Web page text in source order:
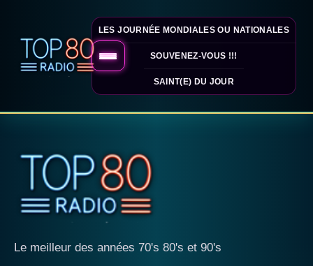
LES JOURNÉE MONDIALES OU NATIONALES
SOUVENEZ-VOUS !!!
SAINT(E) DU JOUR
Le meilleur des années 70's 80's et 90's